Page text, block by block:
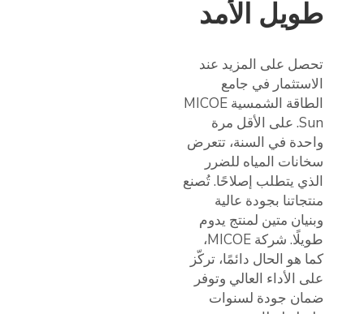
طويل الأمد
تحصل على المزيد عند
الاستثمار في جامع
الطاقة الشمسية MICOE
Sun. على الأقل مرة
واحدة في السنة، تتعرض
سخانات المياه للضرر
الذي يتطلب إصلاحًا. تُصنع
منتجاتنا بجودة عالية
وبنيان متين لمنتج يدوم
طويلًا. شركة MICOE،
كما هو الحال دائمًا، تركّز
على الأداء العالي وتوفر
ضمان جودة لسنوات